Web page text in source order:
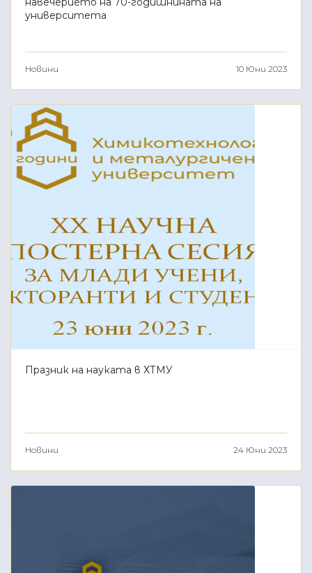
университета
Новини 10 Юни 2023
Празник на науката в ХТМУ
Новини 24 Юни 2023